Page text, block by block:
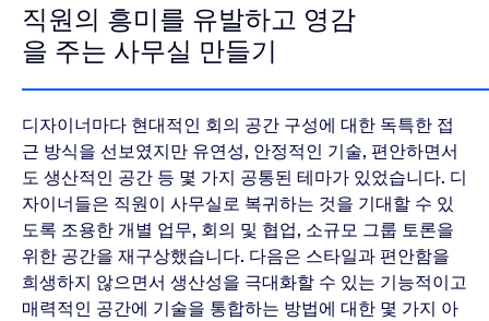
직원의 흥미를 유발하고 영감
을 주는 사무실 만들기
디자이너마다 현대적인 회의 공간 구성에 대한 독특한 접
근 방식을 선보였지만 유연성, 안정적인 기술, 편안하면서
도 생산적인 공간 등 몇 가지 공통된 테마가 있었습니다. 디
자이너들은 직원이 사무실로 복귀하는 것을 기대할 수 있
도록 조용한 개별 업무, 회의 및 협업, 소규모 그룹 토론을
위한 공간을 재구상했습니다. 다음은 스타일과 편안함을
희생하지 않으면서 생산성을 극대화할 수 있는 기능적이고
매력적인 공간에 기술을 통합하는 방법에 대한 몇 가지 아